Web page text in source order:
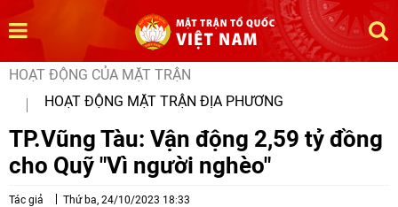
HOẠT ĐỘNG CỦA MẶT TRẬN
HOẠT ĐỘNG MẶT TRẬN ĐỊA PHƯƠNG
TP.Vũng Tàu: Vận động 2,59 tỷ đồng
cho Quỹ "Vì người nghèo"
Tác giả Thứ ba, 24/10/2023 18:33